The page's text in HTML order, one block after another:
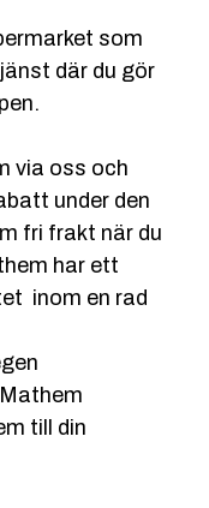
som
där du gör
via oss och
under den
fri frakt när du
har ett
inom en rad
till din